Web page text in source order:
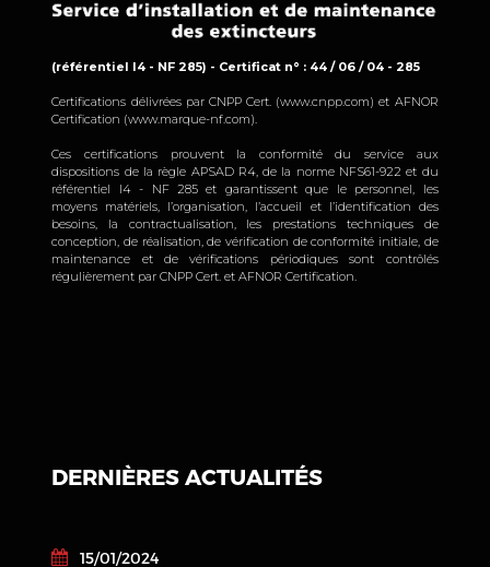
(référentiel I4 - NF 285) - Certificat n° : 44 / 06 / 04 - 285
Certifications délivrées par CNPP Cert. (www.cnpp.com) et AFNOR
Certification (www.marque-nf.com).
Ces certifications prouvent la conformité du service aux
dispositions de la règle APSAD R4, de la norme NFS61-922 et du
référentiel I4 - NF 285 et garantissent que le personnel, les
moyens matériels, l’organisation, l’accueil et l’identification des
besoins, la contractualisation, les prestations techniques de
conception, de réalisation, de vérification de conformité initiale, de
maintenance et de vérifications périodiques sont contrôlés
régulièrement par CNPP Cert. et AFNOR Certification.
DERNIÈRES ACTUALITÉS
15/01/2024